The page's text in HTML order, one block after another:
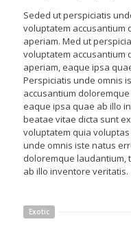
Seded ut perspiciatis
voluptatem accusantium
aperiam. Med ut
voluptatem accusantium
aperiam, eaque ipsa
Perspiciatis unde omnis
accusantium
eaque ipsa quae ab illo
beatae vitae dicta sunt
voluptatem quia
unde omnis iste natus
doloremque laudantium,
ab illo inventore veritatis.
Exotic